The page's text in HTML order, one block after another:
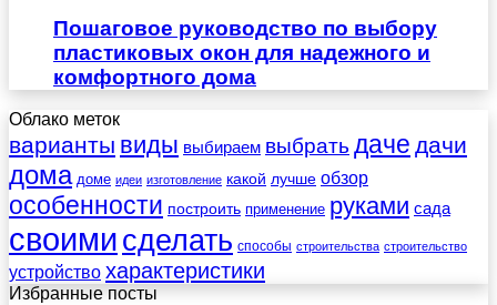
Пошаговое руководство по выбору
пластиковых окон для надежного и
комфортного дома
Облако меток
варианты виды выбираем выбрать даче дачи
дома доме идеи изготовление какой лучше обзор
особенности построить применение руками сада
своими сделать способы строительства строительство
устройство характеристики
Избранные посты